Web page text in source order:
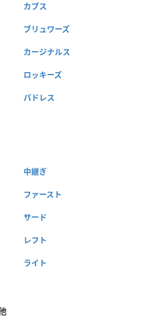
カブス
ブリュワーズ
カージナルス
ロッキーズ
パドレス
中継ぎ
ファースト
サード
レフト
ライト